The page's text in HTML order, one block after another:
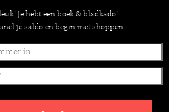
je hebt een boek & bladkado!
je saldo en begin met shoppen.